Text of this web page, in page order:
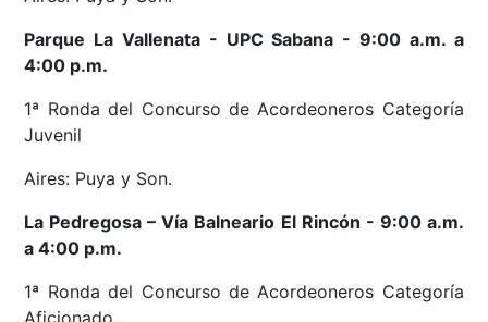
Parque La Vallenata - UPC Sabana - 9:00 a.m. a
4:00 p.m.
1ª Ronda del Concurso de Acordeoneros Categoría
Juvenil
Aires: Puya y Son.
La Pedregosa– Vía Balneario El Rincón - 9:00 a.m.
a 4:00 p.m.
1ª Ronda del Concurso de Acordeoneros Categoría